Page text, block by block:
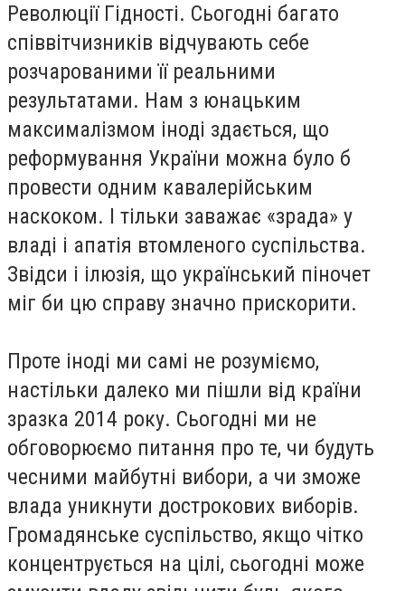
Революції Гідності. Сьогодні багато
співвітчизників відчувають себе
розчарованими її реальними
результатами. Нам з юнацьким
максималізмом іноді здається, що
реформування України можна було б
провести одним кавалерійським
наскоком. І тільки заважає «зрада» у
владі і апатія втомленого суспільства.
Звідси і ілюзія, що український піночет
міг би цю справу значно прискорити.
Проте іноді ми самі не розуміємо,
настільки далеко ми пішли від країни
зразка 2014 року. Сьогодні ми не
обговорюємо питання про те, чи будуть
чесними майбутні вибори, а чи зможе
влада уникнути дострокових виборів.
Громадянське суспільство, якщо чітко
концентрується на цілі, сьогодні може